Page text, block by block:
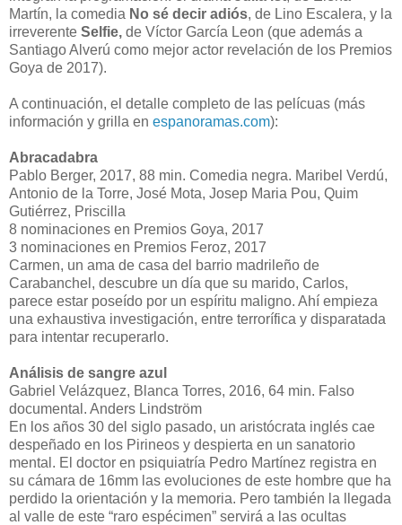
Martín, la comedia No sé decir adiós, de Lino Escalera, y la
irreverente Selfie, de Víctor García Leon (que además a
Santiago Alverú como mejor actor revelación de los Premios
Goya de 2017).
A continuación, el detalle completo de las pelícuas (más
información y grilla en espanoramas.com):
Abracadabra
Pablo Berger, 2017, 88 min. Comedia negra. Maribel Verdú,
Antonio de la Torre, José Mota, Josep Maria Pou, Quim
Gutiérrez, Priscilla
8 nominaciones en Premios Goya, 2017
3 nominaciones en Premios Feroz, 2017
Carmen, un ama de casa del barrio madrileño de
Carabanchel, descubre un día que su marido, Carlos,
parece estar poseído por un espíritu maligno. Ahí empieza
una exhaustiva investigación, entre terrorífica y disparatada
para intentar recuperarlo.
Análisis de sangre azul
Gabriel Velázquez, Blanca Torres, 2016, 64 min. Falso
documental. Anders Lindström
En los años 30 del siglo pasado, un aristócrata inglés cae
despeñado en los Pirineos y despierta en un sanatorio
mental. El doctor en psiquiatría Pedro Martínez registra en
su cámara de 16mm las evoluciones de este hombre que ha
perdido la orientación y la memoria. Pero también la llegada
al valle de este “raro espécimen” servirá a las ocultas